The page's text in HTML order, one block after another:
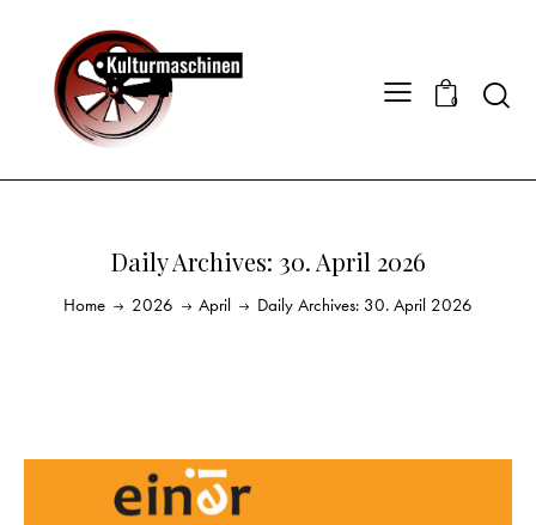
0
Daily Archives: 30. April 2026
Home 2026 April Daily Archives: 30. April 2026